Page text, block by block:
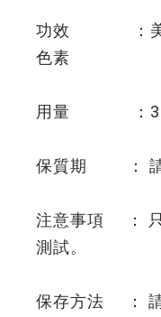
功效 ：美白
色素
用量 ：3-
保質期 ： 請
注意事項 ： 只
測試。
保存方法 ： 請